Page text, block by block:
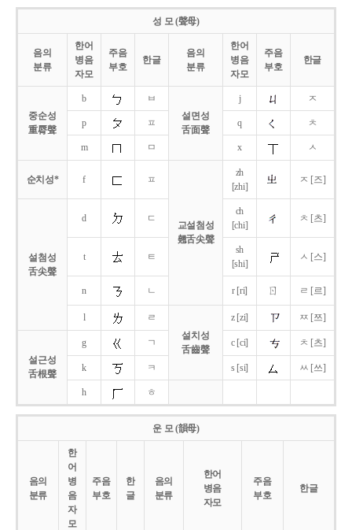
성 모 (聲母)
음의
분류
한어
병음
자모
주음
부호
한글
음의
분류
한어
병음
자모
주음
부호
한글
중순성
重脣聲
b
ㅂ
설면성
舌面聲
j ㅈ
p ㅍ q ㅊ
m ㅁ x ㅅ
순치성* f ㅍ
교설첨성
翹舌尖聲
zh
[zhi]
ㅈ [즈]
설첨성
舌尖聲
d ㄷ
ch
[chi]
ㅊ [츠]
t ㅌ
sh
[shi]
ㅅ [스]
n ㄴ r [ri] ㄖ ㄹ [르]
l
ㄹ
설치성
舌齒聲
z [zi] ㅉ [쯔]
설근성
舌根聲
g ㄱ c [ci] ㅊ [츠]
k ㅋ s [si] ㅆ [쓰]
h ㅎ
운 모 (韻母)
음의
분류
한
어
병
음
자
모
주음
부호
한
글
음의
분류
한어
병음
자모
주음
부호
한글